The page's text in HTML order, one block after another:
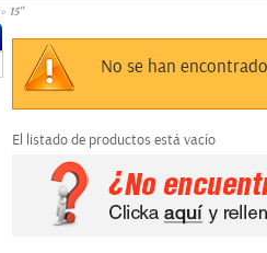
» 15"
No se han
El listado de productos está vacío